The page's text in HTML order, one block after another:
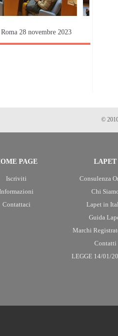
28 novembre 2023
©
PAGE
Iscriviti
Contattaci
LAPET
Consulenza
Chi
Lapet in
Guida
Marchi
Contatti
LEGGE 14/01/